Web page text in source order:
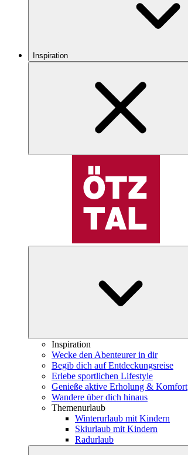
Inspiration
Inspiration
Wecke den Abenteurer in dir
Begib dich auf Entdeckungsreise
Erlebe sportlichen Lifestyle
Genieße aktive Erholung & Komfort
Wandere über dich hinaus
Themenurlaub
Winterurlaub mit Kindern
Skiurlaub mit Kindern
Radurlaub